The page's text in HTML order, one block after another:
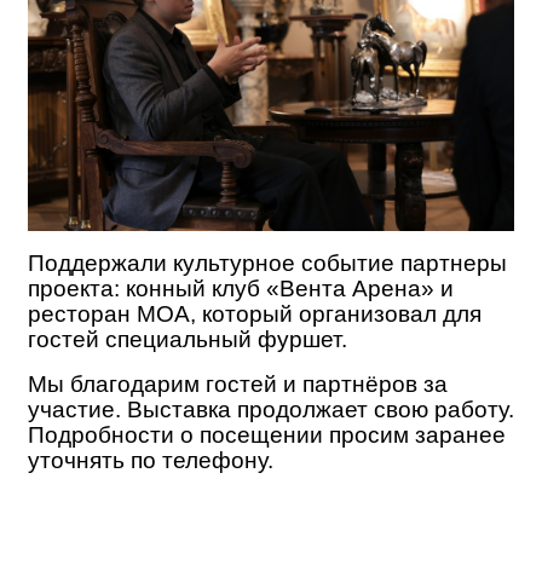
Поддержали культурное событие партнеры
проекта: конный клуб «Вента Арена» и
ресторан МОА, который организовал для
гостей специальный фуршет.
Мы благодарим гостей и партнёров за
участие. Выставка продолжает свою работу.
Подробности о посещении просим заранее
уточнять по телефону.